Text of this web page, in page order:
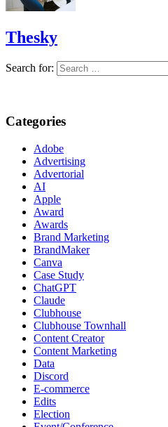
Thesky
Search for:
Categories
Adobe
Advertising
Advertorial
AI
Apple
Award
Awards
Brand Marketing
BrandMaker
Canva
Case Study
ChatGPT
Claude
Clubhouse
Clubhouse Townhall
Content Creator
Content Marketing
Data
Discord
E-commerce
Edits
Election